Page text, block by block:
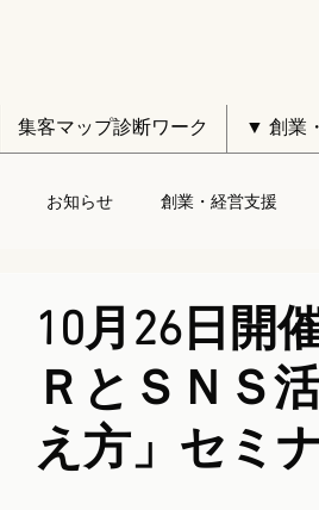
集客マップ診断ワーク ▼ 創業
お知らせ 創業・経営支援
10月26日開
ＲとＳＮＳ
え方」セミ